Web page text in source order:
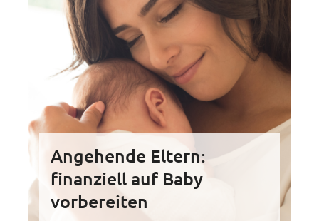
Angehende Eltern:
finanziell auf Baby
vorbereiten